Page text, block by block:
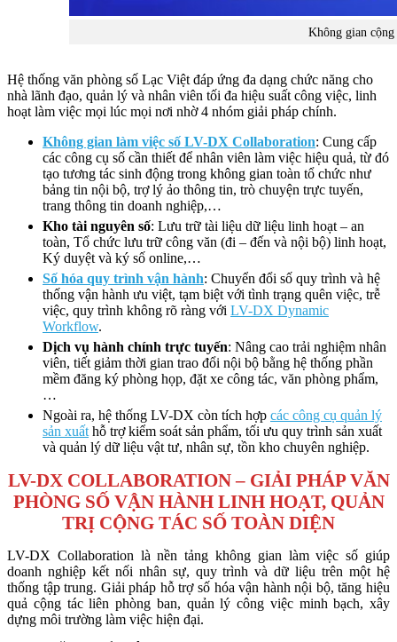
Không gian
Hệ thống văn phòng số Lạc Việt đáp ứng đa dạng chức năng cho
nhà lãnh đạo, quản lý và nhân viên tối đa hiệu suất công việc, linh
hoạt làm việc mọi lúc mọi nơi nhờ 4 nhóm giải pháp chính.
Không gian làm việc số LV-DX Collaboration: Cung cấp
các công cụ số cần thiết để nhân viên làm việc hiệu quả, từ đó
tạo tương tác sinh động trong không gian toàn tổ chức như
bảng tin nội bộ, trợ lý ảo thông tin, trò chuyện trực tuyến,
trang thông tin doanh nghiệp,…
Kho tài nguyên số: Lưu trữ tài liệu dữ liệu linh hoạt – an
toàn, Tổ chức lưu trữ công văn (đi – đến và nội bộ) linh hoạt,
Ký duyệt và ký số online,…
Số hóa quy trình vận hành: Chuyển đổi số quy trình và hệ
thống vận hành ưu việt, tạm biệt với tình trạng quên việc, trễ
việc, quy trình không rõ ràng với LV-DX Dynamic
Workflow.
Dịch vụ hành chính trực tuyến: Nâng cao trải nghiệm nhân
viên, tiết giảm thời gian trao đổi nội bộ bằng hệ thống phần
mềm đăng ký phòng họp, đặt xe công tác, văn phòng phẩm,
…
Ngoài ra, hệ thống LV-DX còn tích hợp các công cụ quản lý
sản xuấthỗ trợ kiểm soát sản phẩm, tối ưu quy trình sản xuất
và quản lý dữ liệu vật tư, nhân sự, tồn kho chuyên nghiệp.
LV-DX COLLABORATION – GIẢI PHÁP VĂN
PHÒNG SỐ VẬN HÀNH LINH HOẠT, QUẢN
TRỊ CỘNG TÁC SỐ TOÀN DIỆN
LV-DX Collaboration là nền tảng không gian làm việc số giúp
doanh nghiệp kết nối nhân sự, quy trình và dữ liệu trên một hệ
thống tập trung. Giải pháp hỗ trợ số hóa vận hành nội bộ, tăng hiệu
quả cộng tác liên phòng ban, quản lý công việc minh bạch, xây
dựng môi trường làm việc hiện đại.